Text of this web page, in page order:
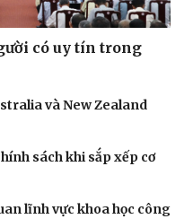
có uy tín trong
và New Zealand
sách khi sắp xếp cơ
lĩnh vực khoa học công